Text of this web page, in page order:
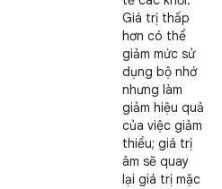
Giá trị thấp
hơn có thể
giảm mức sử
dụng bộ nhớ
nhưng làm
giảm hiệu quả
của việc giảm
thiểu; giá trị
âm sẽ quay
lại giá trị mặc